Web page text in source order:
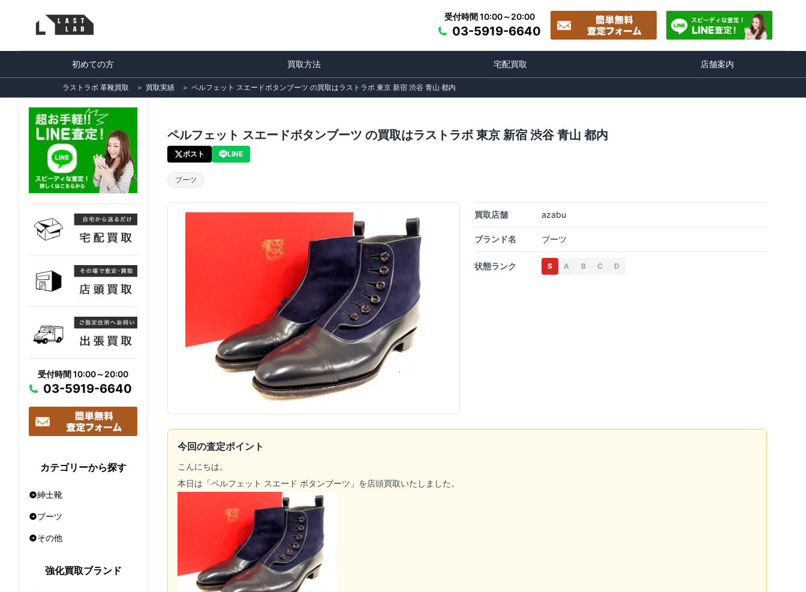
受付時間 10:00～20:00
03-5919-6640
初めての方 買取方法 宅配買取 店舗案内
ラストラボ 革靴買取 ＞ 買取実績 ＞ ペルフェット スエードボタンブーツ の買取はラストラボ 東京 新宿 渋谷 青山 都内
受付時間 10:00～20:00
03-5919-6640
カテゴリーから探す
紳士靴
ブーツ
その他
強化買取ブランド
ペルフェット スエードボタンブーツ の買取はラストラボ 東京 新宿 渋谷 青山 都内
ポスト LINE
ブーツ
買取店舗 azabu
ブランド名 ブーツ
状態ランク S A B C D
今回の査定ポイント
こんにちは。
本日は「ペルフェット スエード ボタンブーツ」を店頭買取いたしました。